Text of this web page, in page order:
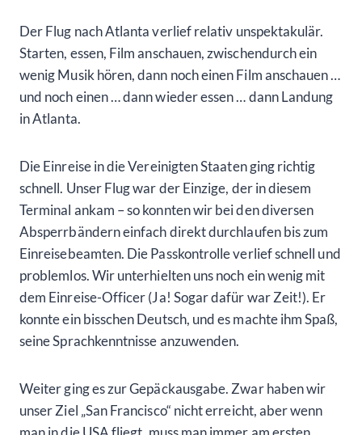
Der Flug nach Atlanta verlief relativ unspektakulär.
Starten, essen, Film anschauen, zwischendurch ein
wenig Musik hören, dann noch einen Film anschauen …
und noch einen … dann wieder essen … dann Landung
in Atlanta.
Die Einreise in die Vereinigten Staaten ging richtig
schnell. Unser Flug war der Einzige, der in diesem
Terminal ankam – so konnten wir bei den diversen
Absperrbändern einfach direkt durchlaufen bis zum
Einreisebeamten. Die Passkontrolle verlief schnell und
problemlos. Wir unterhielten uns noch ein wenig mit
dem Einreise-Officer (Ja! Sogar dafür war Zeit!). Er
konnte ein bisschen Deutsch, und es machte ihm Spaß,
seine Sprachkenntnisse anzuwenden.
Weiter ging es zur Gepäckausgabe. Zwar haben wir
unser Ziel „San Francisco“ nicht erreicht, aber wenn